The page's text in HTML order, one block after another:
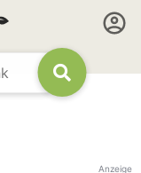
Anzeige